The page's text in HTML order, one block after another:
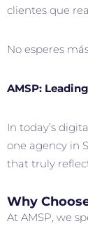
clientes que
No esperes
AMSP:
In today’s
one agency in
that truly
Why
At AMSP, we